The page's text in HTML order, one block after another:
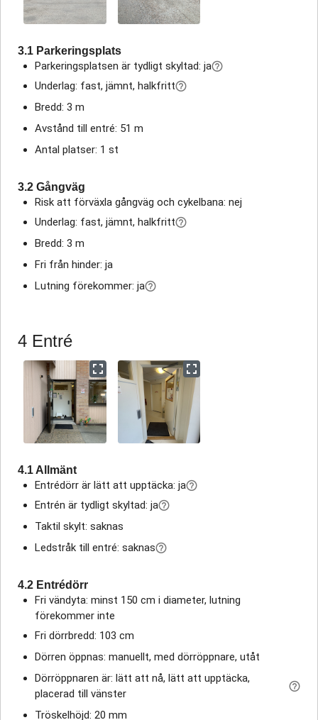
3.1 Parkeringsplats
Parkeringsplatsen är tydligt skyltad: ja
Underlag: fast, jämnt, halkfritt
Bredd: 3 m
Avstånd till entré: 51 m
Antal platser: 1 st
3.2 Gångväg
Risk att förväxla gångväg och cykelbana: nej
Underlag: fast, jämnt, halkfritt
Bredd: 3 m
Fri från hinder: ja
Lutning förekommer: ja
4 Entré
4.1 Allmänt
Entrédörr är lätt att upptäcka: ja
Entrén är tydligt skyltad: ja
Taktil skylt: saknas
Ledstråk till entré: saknas
4.2 Entrédörr
Fri vändyta: minst 150 cm i diameter, lutning
förekommer inte
Fri dörrbredd: 103 cm
Dörren öppnas: manuellt, med dörröppnare, utåt
Dörröppnaren är: lätt att nå, lätt att upptäcka,
placerad till vänster
Tröskelhöjd: 20 mm